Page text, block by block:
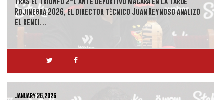
Rojinegra 2026, el director técnico Juan Reynoso analizó
el rendi…
January 26,2026